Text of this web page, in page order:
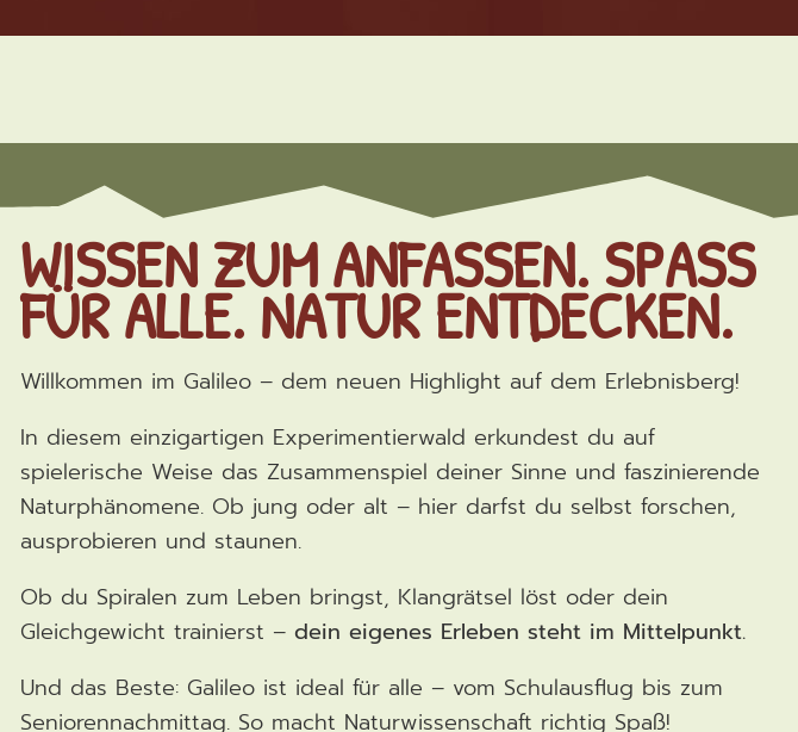
WISSEN ZUM ANFASSEN. SPASS
FÜR ALLE. NATUR ENTDECKEN.
Willkommen im Galileo – dem neuen Highlight auf dem Erlebnisberg!
In diesem einzigartigen Experimentierwald erkundest du auf
spielerische Weise das Zusammenspiel deiner Sinne und faszinierende
Naturphänomene. Ob jung oder alt – hier darfst du selbst forschen,
ausprobieren und staunen.
Ob du Spiralen zum Leben bringst, Klangrätsel löst oder dein
Gleichgewicht trainierst – dein eigenes Erleben steht im Mittelpunkt.
Und das Beste: Galileo ist ideal für alle – vom Schulausflug bis zum
Seniorennachmittag. So macht Naturwissenschaft richtig Spaß!